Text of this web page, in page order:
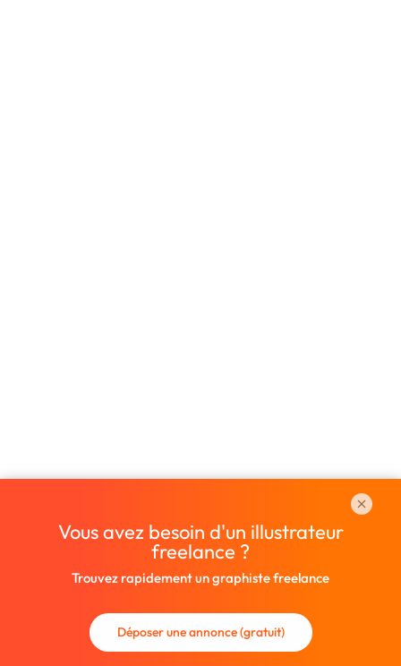
Vous avez besoin d'un illustrateur
freelance ?
Trouvez rapidement un graphiste freelance
Déposer une annonce (gratuit)